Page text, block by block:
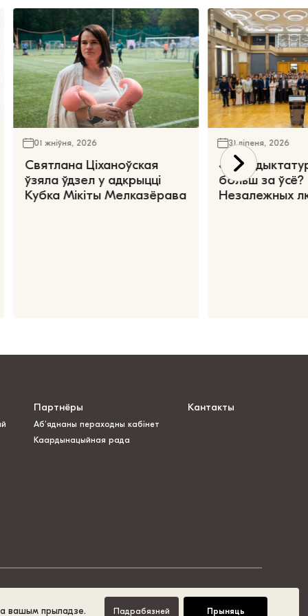
вашым прыладзе. Падрабязней Прыняць
01 жніўня, 2026
Святлана Ціханоўская
ўзяла ўдзел у адкрыцці
Кубка Мікіты Мелказёрава
31 ліпеня, 2026
«Чаго
больш за ўсё?
Незалежных
Партнёры
Аб’яднаны пераходны кабінет
Каардынацыйная рада
Кантакты